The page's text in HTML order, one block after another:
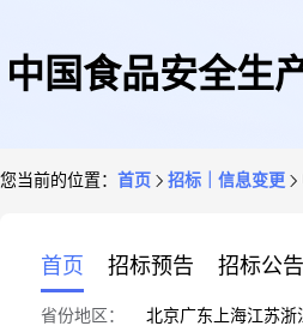
中国食品安全生
您当前的位置： 首页 招标｜信息变更
首页 招标预告 招标公告
省份地区： 北京广东 上海江苏浙